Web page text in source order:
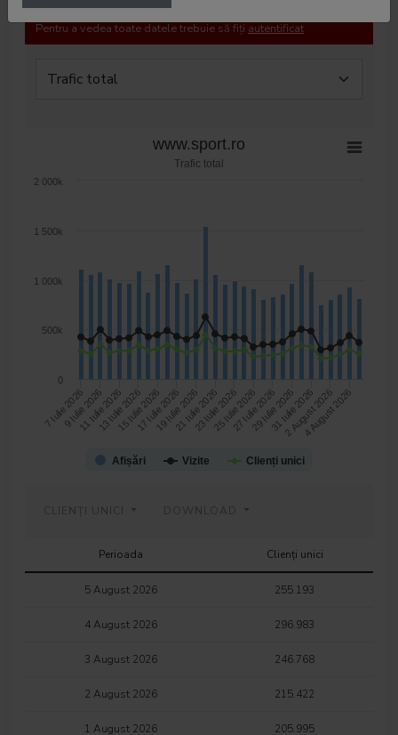
Pentru a vedea toate datele trebuie să fiți autentificat
www.sport.ro
Trafic total
Afișări Vizite Clienți unici
7 Iulie 2026
9 Iulie 2026
11 Iulie 2026
13 Iulie 2026
15 Iulie 2026
17 Iulie 2026
19 Iulie 2026
21 Iulie 2026
23 Iulie 2026
25 Iulie 2026
27 Iulie 2026
29 Iulie 2026
31 Iulie 2026
2 August 2026
4 August 2026
0
500k
1 000k
1 500k
2 000k
CLIENȚI UNICI DOWNLOAD
Perioada Clienți unici
5 August 2026 255.193
4 August 2026 296.983
3 August 2026 246.768
2 August 2026 215.422
1 August 2026 205.995